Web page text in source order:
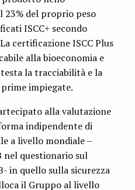
del proprio peso
ISCC+ secondo
certificazione ISCC Plus
alla bioeconomia e
la tracciabilità e la
impiegate.
alla valutazione
indipendente di
a livello mondiale –
questionario sul
in quello sulla sicurezza
il Gruppo al livello